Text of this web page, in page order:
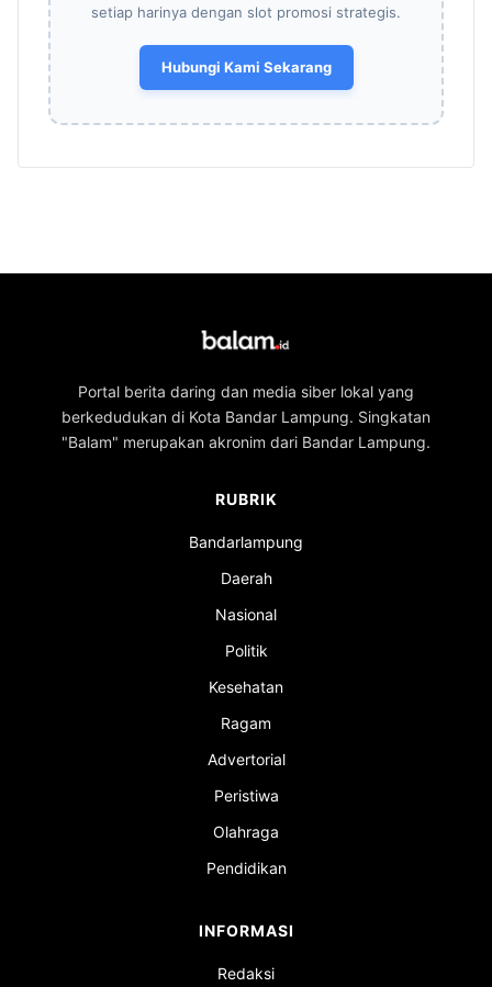
setiap harinya dengan slot promosi strategis.
Hubungi Kami Sekarang
Portal berita daring dan media siber lokal yang
berkedudukan di Kota Bandar Lampung. Singkatan
"Balam" merupakan akronim dari Bandar Lampung.
RUBRIK
Bandarlampung
Daerah
Nasional
Politik
Kesehatan
Ragam
Advertorial
Peristiwa
Olahraga
Pendidikan
INFORMASI
Redaksi